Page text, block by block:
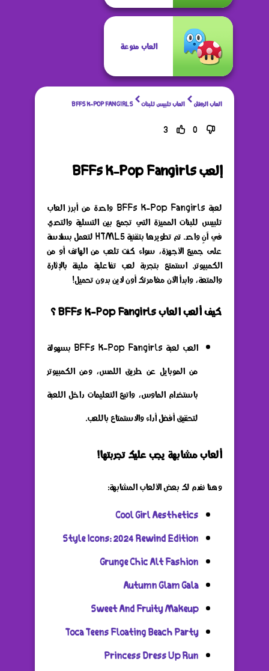
العاب منوعة
العاب الروقان العاب تلبيس للبنات BFFS K-POP FANGIRLS
0
3
إلعب BFFs K-Pop Fangirls
لعبة BFFs K-Pop Fangirls واحدة من أبرز العاب
تلبيس للبنات المميزة التي تجمع بين التسلية والتحدي
في آنٍ واحد. تم تطويرها بتقنية HTML5 لتعمل بسلاسة
على جميع الأجهزة، سواء كنت تلعب من الهاتف أو من
الكمبيوتر. استمتع بتجربة لعب تفاعلية مليئة بالإثارة
والمتعة، وابدأ الآن مغامرتك أون لاين بدون تحميل!
كيف ألعب العاب BFFs K-Pop Fangirls ؟
العب لعبة BFFs K-Pop Fangirls بسهولة
من الموبايل عن طريق اللمس، ومن الكمبيوتر
باستخدام الماوس، واتبع التعليمات داخل اللعبة
لتحقيق أفضل أداء والاستمتاع باللعب.
ألعاب مشابهة يجب عليك تجربتها!
وهنا نفدم لك بعض الألعاب المشابهة:
Cool Girl Aesthetics
Style Icons: 2024 Rewind Edition
Grunge Chic Alt Fashion
Autumn Glam Gala
Sweet And Fruity Makeup
Toca Teens Floating Beach Party
Princess Dress Up Run